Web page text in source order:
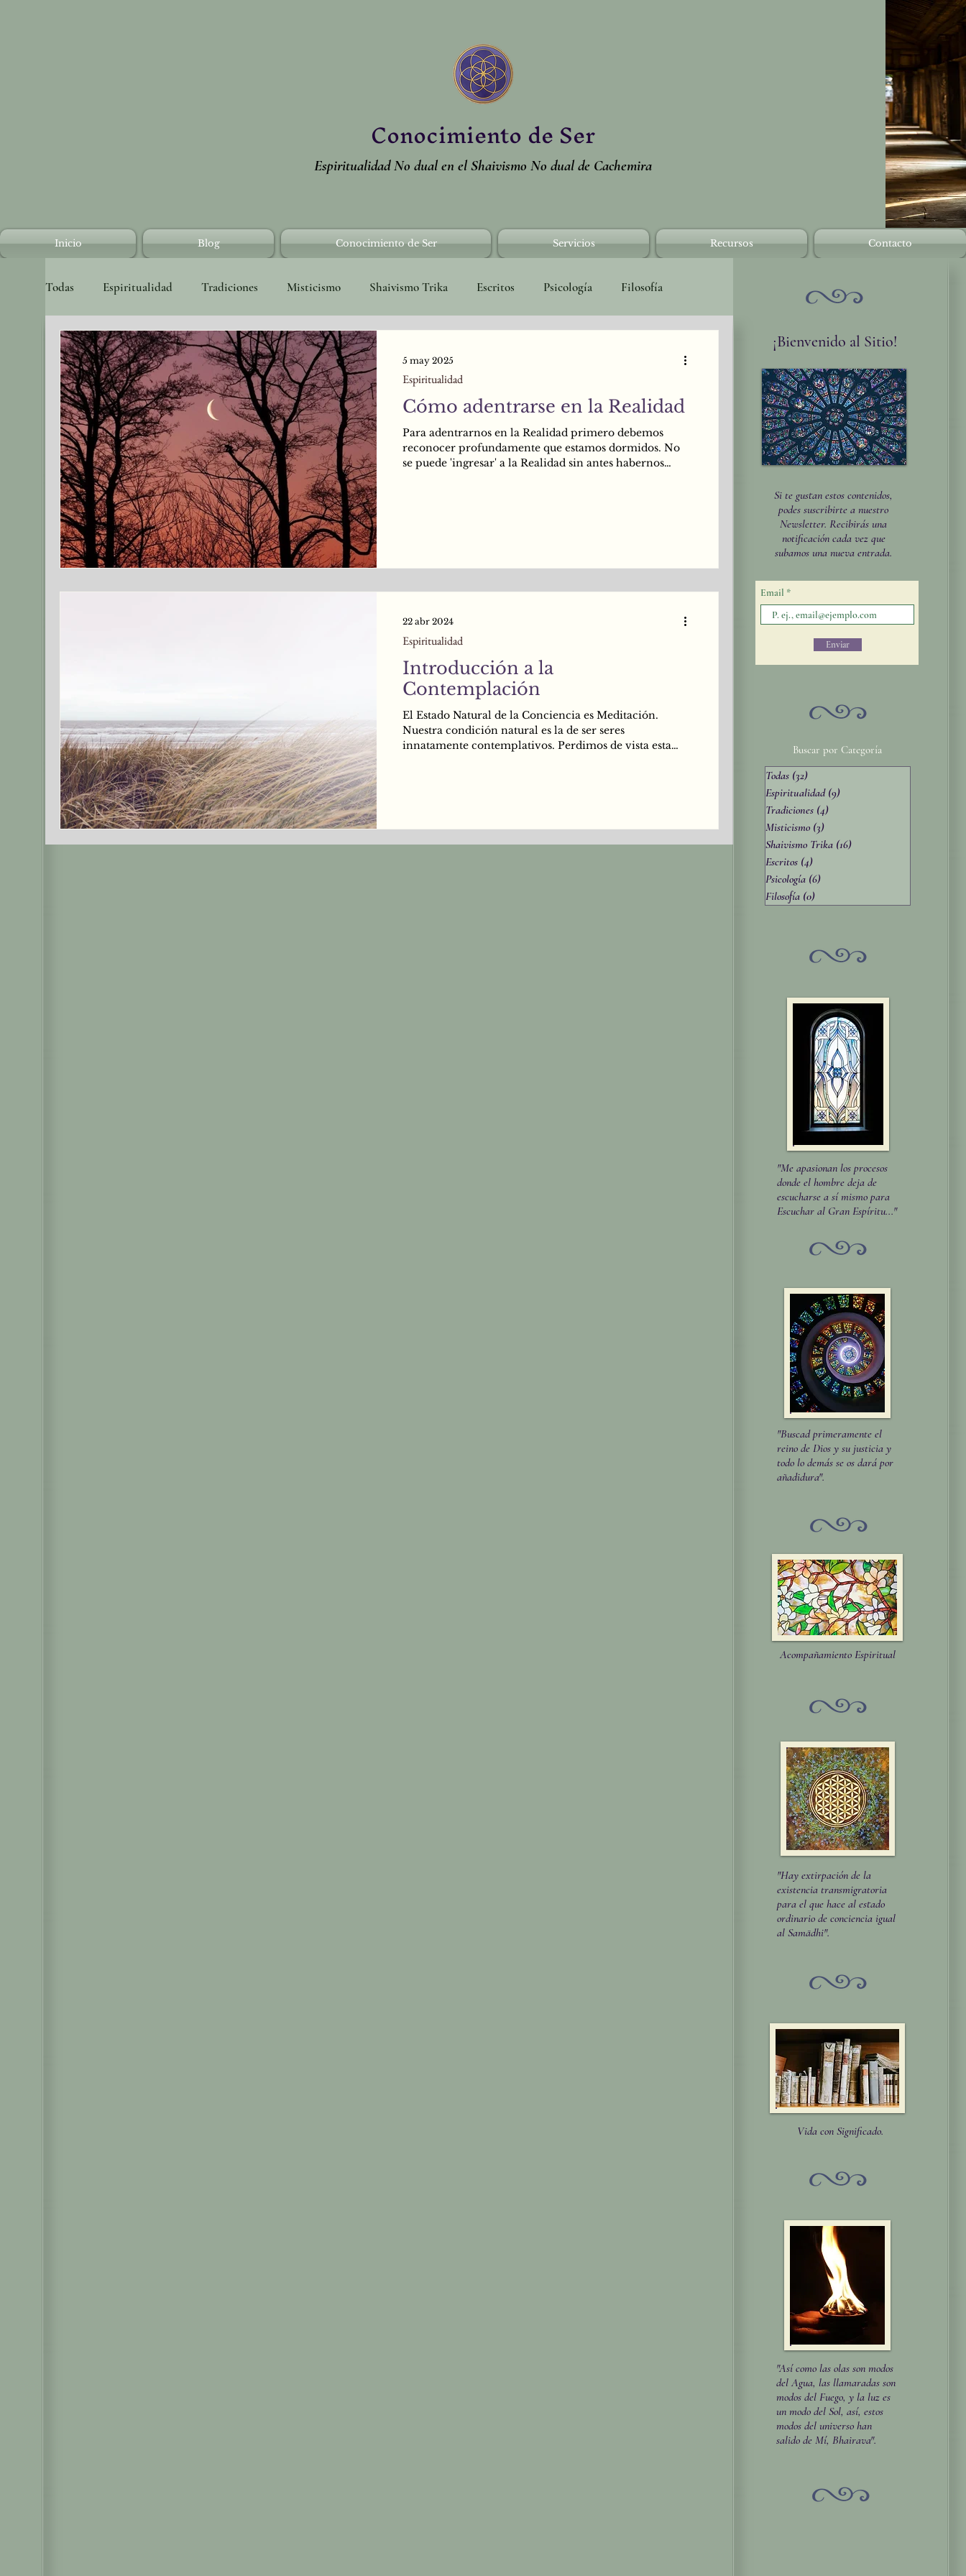
Conocimiento de Ser
Espiritualidad No dual en el Shaivismo No dual de Cachemira
Inicio Blog Conocimiento de Ser Servicios Recursos Contacto
Todas Espiritualidad Tradiciones Misticismo Shaivismo Trika Escritos Psicología Filosofía
Cómo adentrarse en la Realidad
Para adentrarnos en la Realidad primero debemos
reconocer profundamente que estamos dormidos. No
se puede 'ingresar' a la Realidad sin antes habernos
Espiritualidad
5 may 2025
Introducción a la
Contemplación
El Estado Natural de la Conciencia es Meditación.
Nuestra condición natural es la de ser seres
innatamente contemplativos. Perdimos de vista esta
Espiritualidad
22 abr 2024
¡Bienvenido al Sitio!
Si te gustan estos contenidos,
podes suscribirte a nuestro
Newsletter. Recibirás una
notificación cada vez que
subamos una nueva entrada.
Email
Enviar
Buscar por Categoría
Todas (32)
Espiritualidad (9)
Tradiciones (4)
Misticismo (3)
Shaivismo Trika (16)
Escritos (4)
Psicología (6)
Filosofía (0)
"Me apasionan los procesos
donde el hombre deja de
escucharse a sí mismo para
Escuchar al Gran Espíritu..."
"Buscad primeramente el
reino de Dios y su justicia y
todo lo demás se os dará por
añadidura".
Acompañamiento Espiritual
"Hay extirpación de la
existencia transmigratoria
para el que hace al estado
ordinario de conciencia igual
al Samādhi".
Vida con Significado.
"Así como las olas son modos
del Agua, las llamaradas son
modos del Fuego, y la luz es
un modo del Sol, así, estos
modos del universo han
salido de Mí, Bhairava".